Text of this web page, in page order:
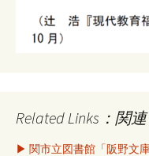
Related Links：関
▶ 関市立図書館「阪野文